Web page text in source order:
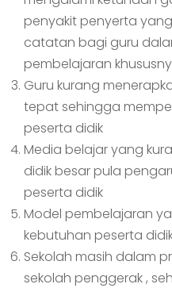
penyakit penyerta
catatan bagi guru
pembelajaran
Guru kurang
tepat sehingga
peserta didik
Media belajar yang
didik besar pula
peserta didik
Model pembelajaran
kebutuhan peserta
Sekolah masih dalam
sekolah penggerak ,